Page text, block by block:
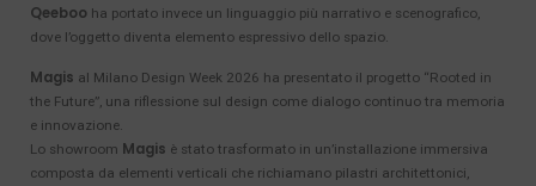
Qeeboo ha portato invece un linguaggio più narrativo e scenografico,
dove l’oggetto diventa elemento espressivo dello spazio.
Magis al Milano Design Week 2026 ha presentato il progetto “Rooted in
the Future”, una riflessione sul design come dialogo continuo tra memoria
e innovazione.
Lo showroom Magis è stato trasformato in un’installazione immersiva
composta da elementi verticali che richiamano pilastri architettonici,